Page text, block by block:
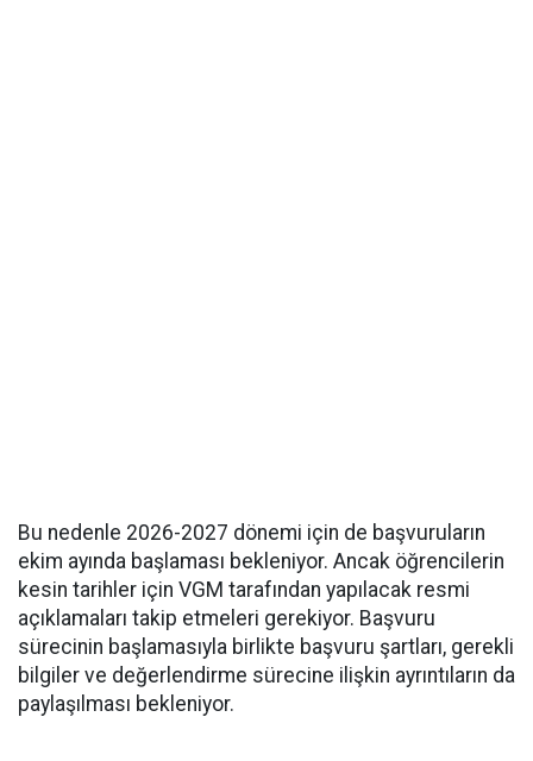
Bu nedenle 2026-2027 dönemi için de başvuruların
ekim ayında başlaması bekleniyor. Ancak öğrencilerin
kesin tarihler için VGM tarafından yapılacak resmi
açıklamaları takip etmeleri gerekiyor. Başvuru
sürecinin başlamasıyla birlikte başvuru şartları, gerekli
bilgiler ve değerlendirme sürecine ilişkin ayrıntıların da
paylaşılması bekleniyor.